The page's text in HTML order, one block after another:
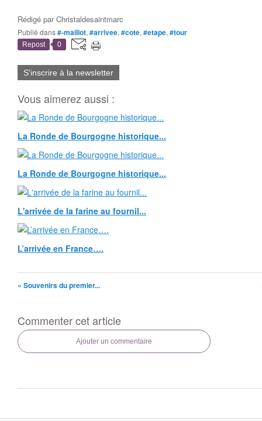
Rédigé parChristaldesaintmarc
Publié dans#-maillot, #arrivee, #cote, #etape, #tour
Repost 0
S'inscrire à la newsletter
Vous aimerez aussi :
La Ronde de Bourgogne historique...
La Ronde de Bourgogne historique...
L'arrivée de la farine au fournil...
L’arrivée en France….
« Souvenirs du premier...
Commenter cet article
Ajouter un commentaire